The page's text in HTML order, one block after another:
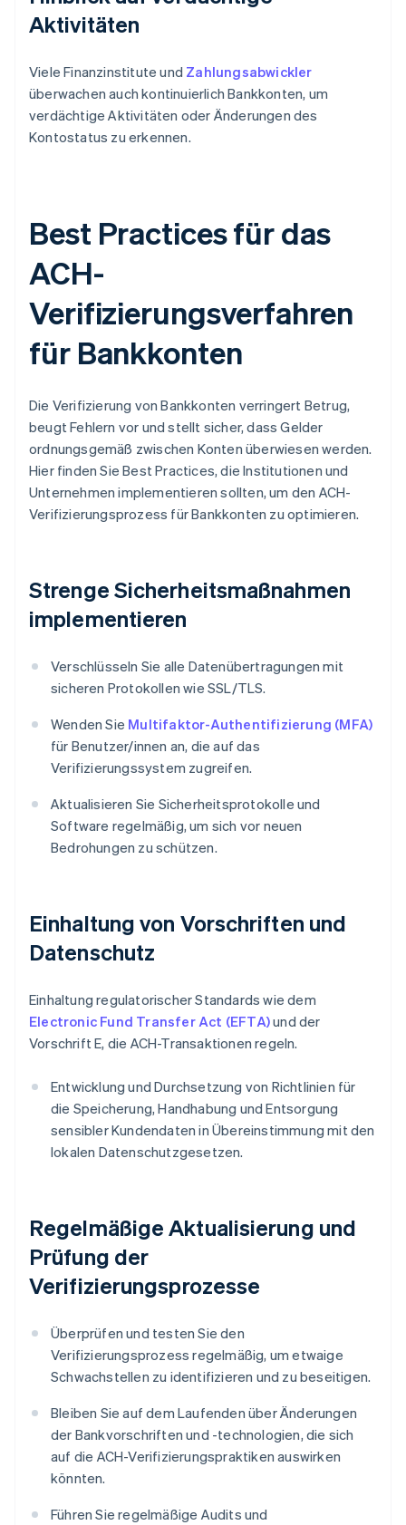
Aktivitäten
Viele Finanzinstitute und Zahlungsabwickler
überwachen auch kontinuierlich Bankkonten, um
verdächtige Aktivitäten oder Änderungen des
Kontostatus zu erkennen.
Best Practices für das
ACH-
Verifizierungsverfahren
für Bankkonten
Die Verifizierung von Bankkonten verringert Betrug,
beugt Fehlern vor und stellt sicher, dass Gelder
ordnungsgemäß zwischen Konten überwiesen werden.
Hier finden Sie Best Practices, die Institutionen und
Unternehmen implementieren sollten, um den ACH-
Verifizierungsprozess für Bankkonten zu optimieren.
Strenge Sicherheitsmaßnahmen
implementieren
Verschlüsseln Sie alle Datenübertragungen mit
sicheren Protokollen wie SSL/TLS.
Wenden Sie Multifaktor-Authentifizierung (MFA)
für Benutzer/innen an, die auf das
Verifizierungssystem zugreifen.
Aktualisieren Sie Sicherheitsprotokolle und
Software regelmäßig, um sich vor neuen
Bedrohungen zu schützen.
Einhaltung von Vorschriften und
Datenschutz
Einhaltung regulatorischer Standards wie dem
Electronic Fund Transfer Act (EFTA)und der
Vorschrift E, die ACH-Transaktionen regeln.
Entwicklung und Durchsetzung von Richtlinien für
die Speicherung, Handhabung und Entsorgung
sensibler Kundendaten in Übereinstimmung mit den
lokalen Datenschutzgesetzen.
Regelmäßige Aktualisierung und
Prüfung der
Verifizierungsprozesse
Überprüfen und testen Sie den
Verifizierungsprozess regelmäßig, um etwaige
Schwachstellen zu identifizieren und zu beseitigen.
Bleiben Sie auf dem Laufenden über Änderungen
der Bankvorschriften und -technologien, die sich
auf die ACH-Verifizierungspraktiken auswirken
könnten.
Führen Sie regelmäßige Audits und